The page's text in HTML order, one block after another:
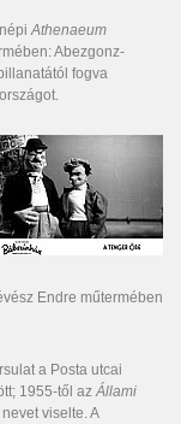
népiAthenaeum
Abezgonz-
fogva
Endre műtermében
a Posta utcai
1955-től azÁllami
nevet viselte. A